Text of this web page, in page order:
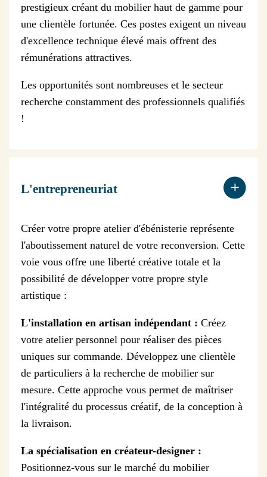
prestigieux créant du mobilier haut de gamme pour
une clientèle fortunée. Ces postes exigent un niveau
d'excellence technique élevé mais offrent des
rémunérations attractives.
Les opportunités sont nombreuses et le secteur
recherche constamment des professionnels qualifiés
!
L'entrepreneuriat
Créer votre propre atelier d'ébénisterie représente
l'aboutissement naturel de votre reconversion. Cette
voie vous offre une liberté créative totale et la
possibilité de développer votre propre style
artistique :
L'installation en artisan indépendant : Créez
votre atelier personnel pour réaliser des pièces
uniques sur commande. Développez une clientèle
de particuliers à la recherche de mobilier sur
mesure. Cette approche vous permet de maîtriser
l'intégralité du processus créatif, de la conception à
la livraison.
La spécialisation en créateur-designer :
Positionnez-vous sur le marché du mobilier